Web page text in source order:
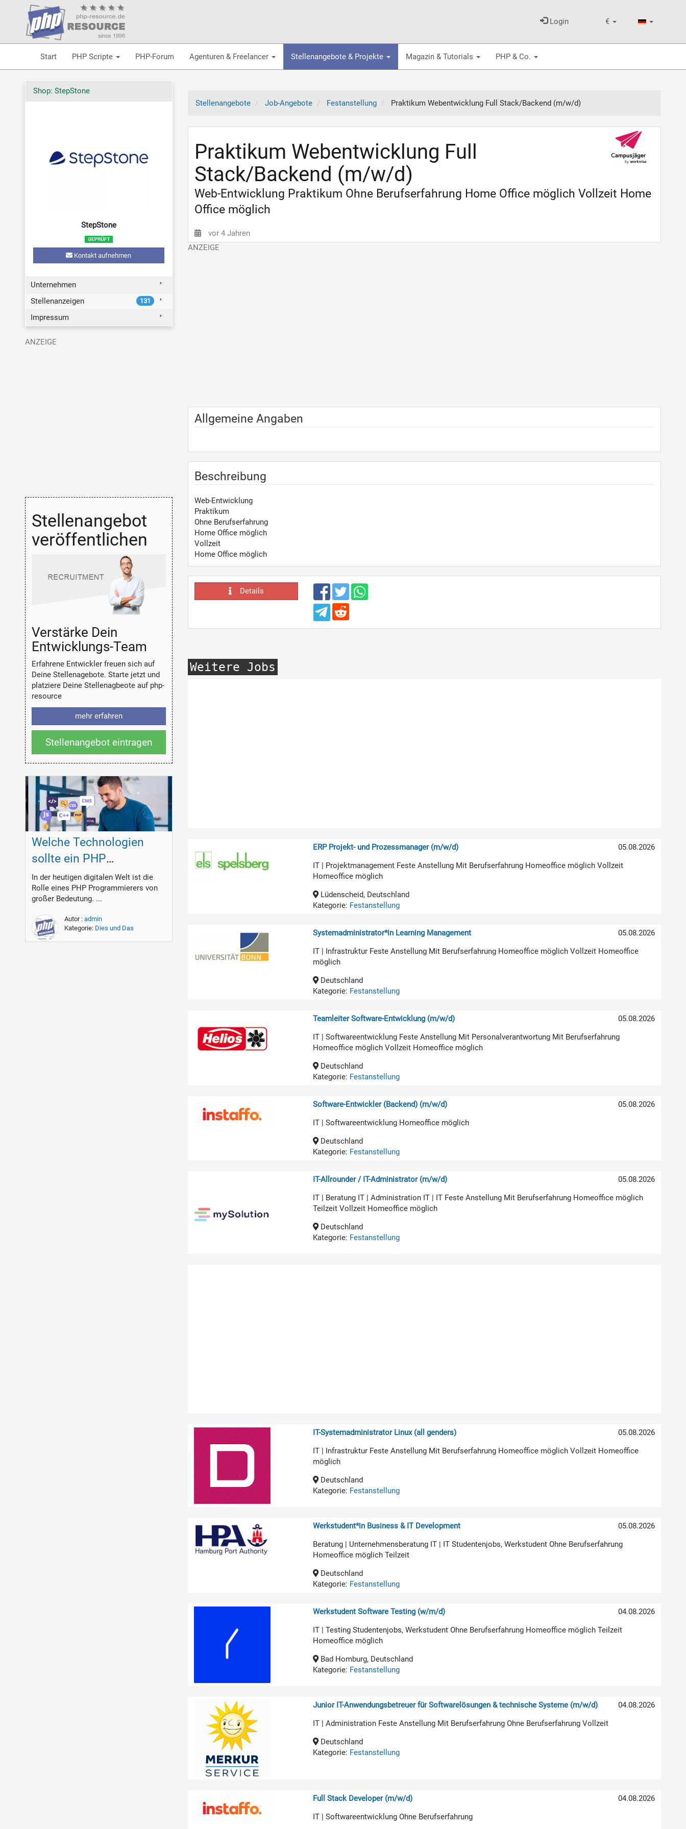
€
Login
Start PHP Scripte PHP-Forum Agenturen & Freelancer Stellenangebote & Projekte Magazin & Tutorials PHP & Co.
Stellenangebote Job-Angebote Festanstellung Praktikum Webentwicklung Full Stack/Backend (m/w/d)
Praktikum Webentwicklung Full
Stack/Backend (m/w/d)
Web-Entwicklung Praktikum Ohne Berufserfahrung Home Office möglich Vollzeit Home
Office möglich
vor 4 Jahren
Allgemeine Angaben
Beschreibung
Web-Entwicklung
Praktikum
Ohne Berufserfahrung
Home Office möglich
Vollzeit
Home Office möglich
Details
Weitere Jobs
05.08.2026
ERP Projekt- und Prozessmanager (m/w/d)
IT | Projektmanagement Feste Anstellung Mit Berufserfahrung Homeoffice möglich Vollzeit
Homeoffice möglich
Lüdenscheid, Deutschland
Kategorie: Festanstellung
05.08.2026
Systemadministrator*in Learning Management
IT | Infrastruktur Feste Anstellung Mit Berufserfahrung Homeoffice möglich Vollzeit Homeoffice
möglich
Deutschland
Kategorie: Festanstellung
05.08.2026
Teamleiter Software-Entwicklung (m/w/d)
IT | Softwareentwicklung Feste Anstellung Mit Personalverantwortung Mit Berufserfahrung
Homeoffice möglich Vollzeit Homeoffice möglich
Deutschland
Kategorie: Festanstellung
05.08.2026
Software-Entwickler (Backend) (m/w/d)
IT | Softwareentwicklung Homeoffice möglich
Deutschland
Kategorie: Festanstellung
05.08.2026
IT-Allrounder / IT-Administrator (m/w/d)
IT | Beratung IT | Administration IT | IT Feste Anstellung Mit Berufserfahrung Homeoffice möglich
Teilzeit Vollzeit Homeoffice möglich
Deutschland
Kategorie: Festanstellung
05.08.2026
IT-Systemadministrator Linux (all genders)
IT | Infrastruktur Feste Anstellung Mit Berufserfahrung Homeoffice möglich Vollzeit Homeoffice
möglich
Deutschland
Kategorie: Festanstellung
05.08.2026
Werkstudent*in Business & IT Development
Beratung | Unternehmensberatung IT | IT Studentenjobs, Werkstudent Ohne Berufserfahrung
Homeoffice möglich Teilzeit
Deutschland
Kategorie: Festanstellung
04.08.2026
Werkstudent Software Testing (w/m/d)
IT | Testing Studentenjobs, Werkstudent Ohne Berufserfahrung Homeoffice möglich Teilzeit
Homeoffice möglich
Bad Homburg, Deutschland
Kategorie: Festanstellung
04.08.2026
Junior IT-Anwendungsbetreuer für Softwarelösungen & technische Systeme (m/w/d)
IT | Administration Feste Anstellung Mit Berufserfahrung Ohne Berufserfahrung Vollzeit
Deutschland
Kategorie: Festanstellung
04.08.2026
Full Stack Developer (m/w/d)
IT | Softwareentwicklung Ohne Berufserfahrung
Shop: StepStone
StepStone
Kontakt aufnehmen
Unternehmen
Stellenanzeigen
131
Impressum
Stellenangebot
veröffentlichen
Verstärke Dein
Entwicklungs-Team
Erfahrene Entwickler freuen sich auf
Deine Stellenagebote. Starte jetzt und
platziere Deine Stellenagbeote auf php-
resource
mehr erfahren
Stellenangebot eintragen
Welche Technologien
sollte ein PHP
Programmierer
beherrschen?
In der heutigen digitalen Welt ist die
Rolle eines PHP Programmierers von
großer Bedeutung. ...
Autor : admin
Kategorie: Dies und Das